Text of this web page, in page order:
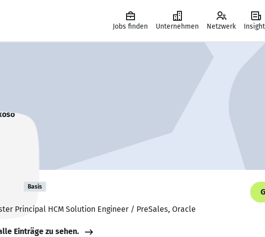
Jobs finden Unternehmen Netzwerk
Basis
Principal HCM Solution Engineer / PreSales, Oracle
Einträge zu sehen.